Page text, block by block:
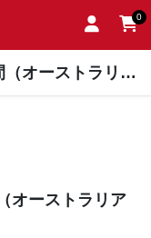
0
ーランド) > オーストラリア
オーストラリア